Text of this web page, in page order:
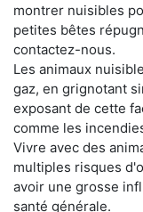
montrer nuisibles
petites bêtes
contactez-nous.
Les animaux
gaz, en grignotant
exposant de cette
comme les
Vivre avec des
multiples risques
avoir une grosse
santé générale.